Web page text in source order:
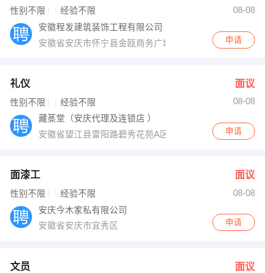
性别不限 经验不限
08-08
安徽程发建筑装饰工程有限公司
安徽省安庆市怀宁县金瓯商务广场商铺108号。
申请
礼仪 面议
性别不限 经验不限
08-08
藏蒸堂（安庆代理及连锁店 ）
安徽省望江县雷阳路碧秀花苑A区２栋藏蒸堂
申请
面漆工 面议
性别不限 经验不限
08-08
安庆今木家私有限公司
安徽省安庆市宜秀区
申请
文员 面议